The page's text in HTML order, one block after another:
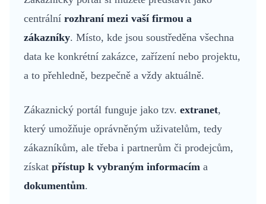
centrální rozhraní mezi vaší firmou a
zákazníky. Místo, kde jsou soustředěna všechna
data ke konkrétní zakázce, zařízení nebo projektu,
a to přehledně, bezpečně a vždy aktuálně.
Zákaznický portál funguje jako tzv. extranet,
který umožňuje oprávněným uživatelům, tedy
zákazníkům, ale třeba i partnerům či prodejcům,
získat přístup k vybraným informacím a
dokumentům.